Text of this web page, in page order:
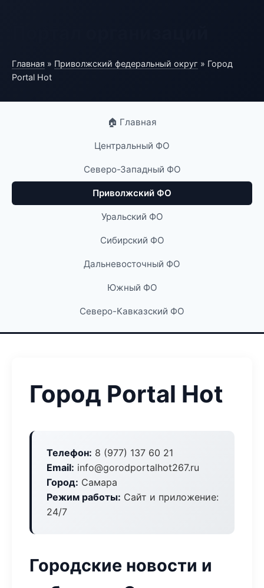
Главная » Приволжский федеральный округ » Город
Portal Hot
🏠 Главная
Центральный ФО
Северо-Западный ФО
Приволжский ФО
Уральский ФО
Сибирский ФО
Дальневосточный ФО
Южный ФО
Северо-Кавказский ФО
Город Portal Hot
Телефон: 8 (977) 137 60 21
Email: info@gorodportalhot267.ru
Город: Самара
Режим работы: Сайт и приложение:
24/7
Городские новости и